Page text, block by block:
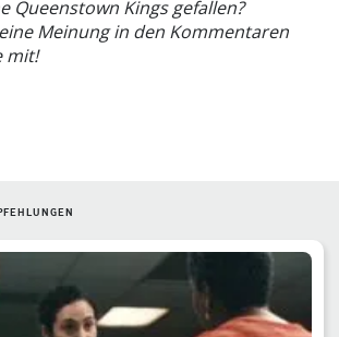
Queenstown Kings gefallen?
Meinung in den Kommentaren
mit!